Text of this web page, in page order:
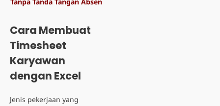
Cara Membuat
Timesheet
Karyawan
dengan Excel
Jenis pekerjaan yang